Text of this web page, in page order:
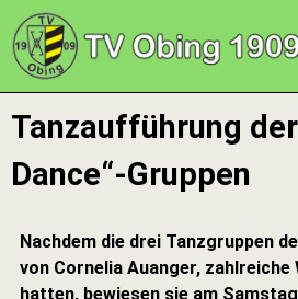
Tanzaufführung
Dance“-Gruppen
Nachdem die drei Tanzgruppen
von Cornelia Auanger,
hatten, bewiesen sie am